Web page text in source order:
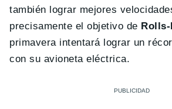
también lograr mejores
precisamente el objetivo de Rolls-
primavera intentará lograr un
con su avioneta eléctrica.